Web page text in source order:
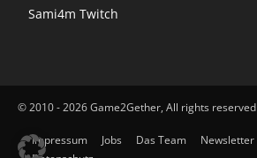
Sami4m Twitch
© 2010 - 2026 Game2Gether, All rights reserved
Impressum Jobs Das Team Newsletter